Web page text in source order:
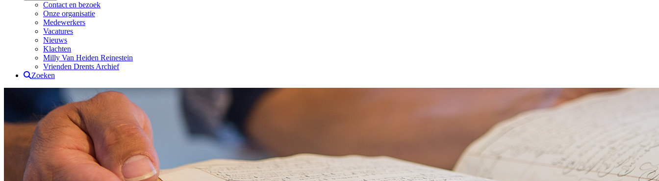
Contact en bezoek
Onze organisatie
Medewerkers
Vacatures
Nieuws
Klachten
Milly Van Heiden Reinestein
Vrienden Drents Archief
Zoeken
Drents Archief